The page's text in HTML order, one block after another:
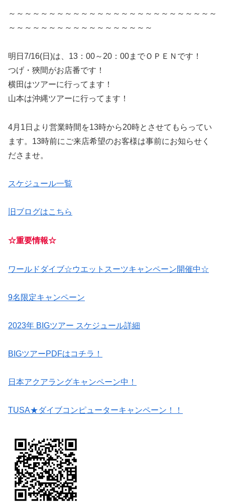
～～～～～～～～～～～～～～～～～～～～～～～～～～
～～～～～～～～～～～～～～～～～～
明日7/16(日)は、13：00～20：00までＯＰＥＮです！
つげ・狹間がお店番です！
横田はツアーに行ってます！
山本は沖縄ツアーに行ってます！
4月1日より営業時間を13時から20時とさせてもらってい
ます。13時前にご来店希望のお客様は事前にお知らせく
ださませ。
スケジュール一覧
旧ブログはこちら
☆重要情報☆
ワールドダイブ☆ウエットスーツキャンペーン開催中☆
9名限定キャンペーン
2023年 BIGツアー スケジュール詳細
BIGツアーPDFはコチラ！
日本アクアラングキャンペーン中！
TUSA★ダイブコンピューターキャンペーン！！